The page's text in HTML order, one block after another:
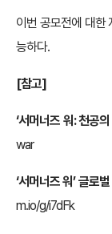
이번 공모전에 대한
능하다.
[참고]
‘서머너즈 워: 천공
war
‘서머너즈 워’ 글로
m.io/g/i7dFk